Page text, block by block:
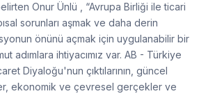
Onur Ünlü , “Avrupa Birliği ile ticari
sorunları aşmak ve daha derin
önünü açmak için uygulanabilir bir
adımlara ihtiyacımız var. AB - Türkiye
Diyaloğu'nun çıktılarının, güncel
ekonomik ve çevresel gerçekler ve